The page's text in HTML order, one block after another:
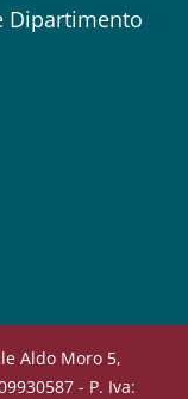
Dipartimento
Aldo Moro 5,
- P. Iva: